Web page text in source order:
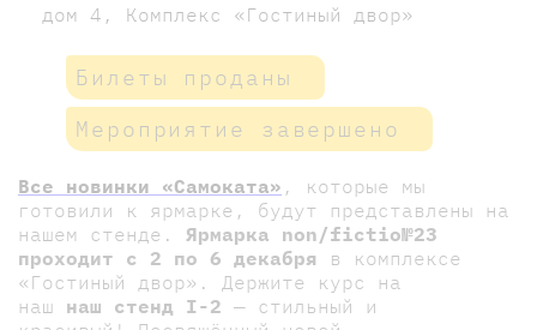
дом 4, Комплекс «Гостиный двор»
Билеты проданы
Мероприятие завершено
Все новинки «Самоката» , которые мы
готовили к ярмарке, будут представлены на
нашем стенде. Ярмарка nоn/fictio№23
проходит с 2 по 6 декабря в комплексе
«Гостиный двор». Держите курс на
наш наш стенд I-2 — стильный и